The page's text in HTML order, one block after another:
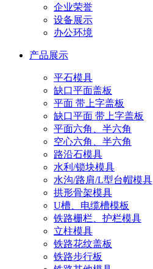
企业荣誉
设备展示
办公环境
产品展示
平石模具
缺口平面盖板
平面 带上字盖板
缺口平面 带上字盖板
平面六角、半六角
空心六角、半六角
路沿石模具
水利/锁块模具
水沟/路肩/L型台帽模具
拱形骨架模具
U槽、电缆槽模板
铁路栅栏、护栏模具
立柱模具
铁路花纹盖板
铁路步行板